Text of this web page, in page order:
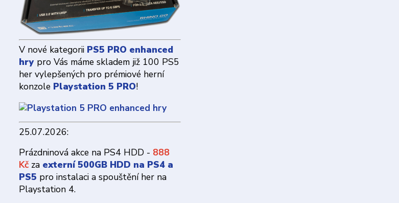
V nové kategorii PS5 PRO enhanced
hry pro Vás máme skladem již 100 PS5
her vylepšených pro prémiové herní
konzole Playstation 5 PRO!
25.07.2026:
Prázdninová akce na PS4 HDD - 888
Kč za externí 500GB HDD na PS4 a
PS5 pro instalaci a spouštění her na
Playstation 4.